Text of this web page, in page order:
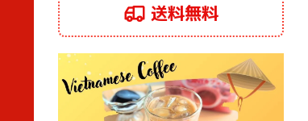
送料無料